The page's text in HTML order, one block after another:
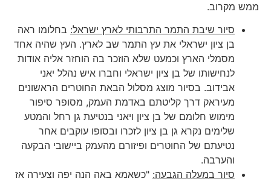
ממש מקרוב.
סיור שיבת התמר התרבותי לארץ ישראל:בחלומו ראה
בן ציון ישראלי את עץ התמר שב לארץ. העץ שהיה אחד
מסמלי הארץ וכמעט שלא הוזכר בה הוחזר אליה אודות
לנחישותו של בן ציון ישראלי וחברו איש נהלל יאני
אבידוב. בסיור מוצג מסלול הבאת החוטרים הראשונים
מעיראק דרך קליטתם באדמת העמק, מסופר סיפור
מימוש חלומם של בן ציון ויאני בנטיעת גן רחל והמטע
שלימים נקרא גן בן ציון לזכרו ובסופו עוקבים אחר
נטיעתם של החוטרים ופיזורם מהעמק ביישובי הבקעה
והערבה.
סיור במעלה הגבעה:"כשאמא באה הנה יפה וצעירה אז